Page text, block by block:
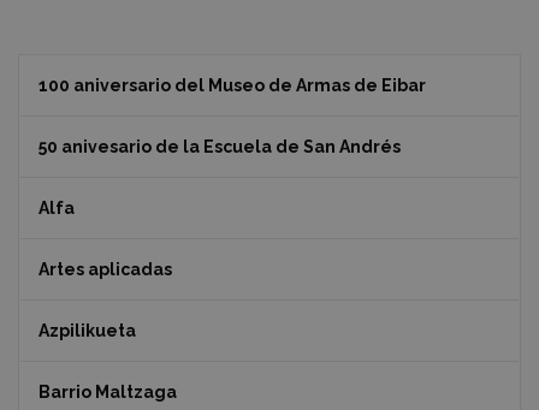
100 aniversario del Museo de Armas de Eibar
50 anivesario de la Escuela de San Andrés
Alfa
Artes aplicadas
Azpilikueta
Barrio Maltzaga